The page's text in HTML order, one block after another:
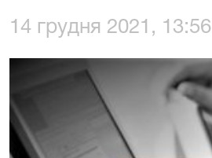
14 грудня 2021, 13:56